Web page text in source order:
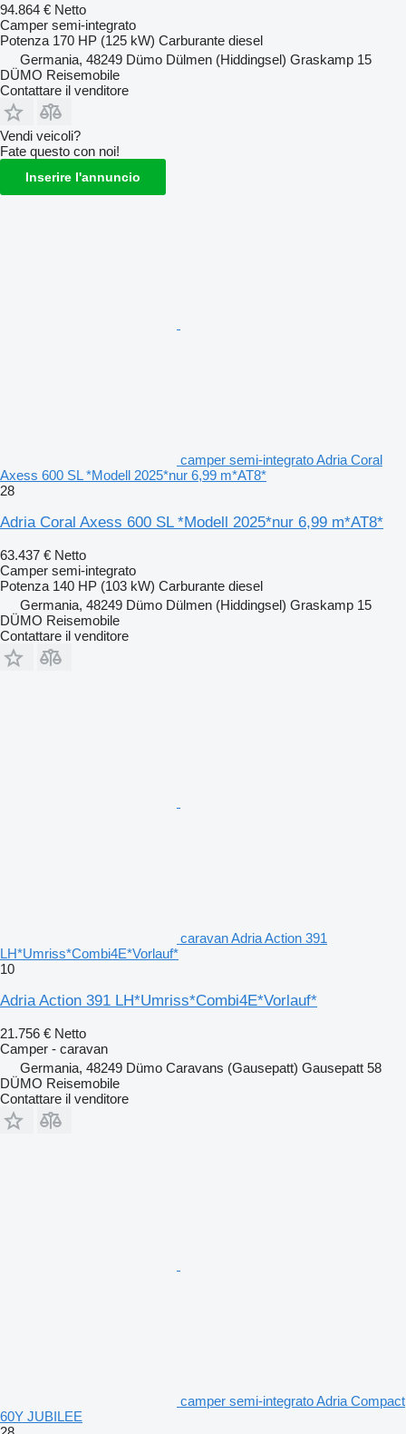
94.864 € Netto
Camper semi-integrato
Potenza 170 HP (125 kW) Carburante diesel
Germania, 48249 Dümo Dülmen (Hiddingsel) Graskamp 15
DÜMO Reisemobile
Contattare il venditore
Vendi veicoli?
Fate questo con noi!
Inserire l'annuncio
camper semi-integrato Adria Coral
Axess 600 SL *Modell 2025*nur 6,99 m*AT8*
28
Adria Coral Axess 600 SL *Modell 2025*nur 6,99 m*AT8*
63.437 € Netto
Camper semi-integrato
Potenza 140 HP (103 kW) Carburante diesel
Germania, 48249 Dümo Dülmen (Hiddingsel) Graskamp 15
DÜMO Reisemobile
Contattare il venditore
caravan Adria Action 391
LH*Umriss*Combi4E*Vorlauf*
10
Adria Action 391 LH*Umriss*Combi4E*Vorlauf*
21.756 € Netto
Camper - caravan
Germania, 48249 Dümo Caravans (Gausepatt) Gausepatt 58
DÜMO Reisemobile
Contattare il venditore
camper semi-integrato Adria Compact
60Y JUBILEE